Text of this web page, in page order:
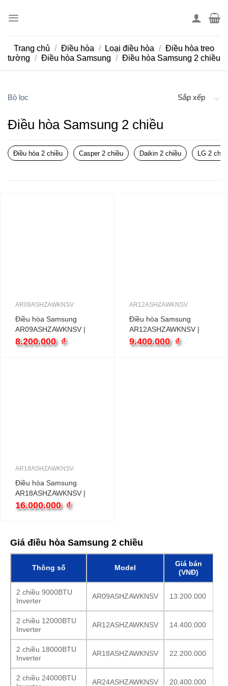
Trang chủ / Điều hòa / Loại điều hòa / Điều hòa treo
tường / Điều hòa Samsung / Điều hòa Samsung 2 chiều
Bộ lọc Sắp xếp
Điều hòa Samsung 2 chiều
Điều hòa 2 chiều Casper 2 chiều Daikin 2 chiều LG 2
AR09ASHZAWKNSV
Điều hòa Samsung
AR09ASHZAWKNSV |
9000BTU 2 Chiều
inverter
8.200.000 ₫
AR12ASHZAWKNSV
Điều hòa Samsung
AR12ASHZAWKNSV |
12000BTU 2 Chiều
inverter
9.400.000 ₫
AR18ASHZAWKNSV
Điều hòa Samsung
AR18ASHZAWKNSV |
18000BTU 2 Chiều
inverter
16.000.000 ₫
Giá điều hòa Samsung 2 chiều
Thông số Model
Giá bán
(VNĐ)
2 chiều 9000BTU
Inverter
AR09ASHZAWKNSV 13.200.000
2 chiều 12000BTU
Inverter
AR12ASHZAWKNSV 14.400.000
2 chiều 18000BTU
Inverter
AR18ASHZAWKNSV 22.200.000
2 chiều 24000BTU
AR24ASHZAWKNSV 20.400.000